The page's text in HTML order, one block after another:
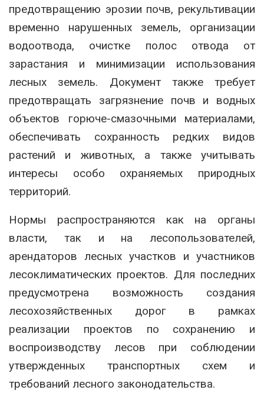
предотвращению эрозии почв, рекультивации
временно нарушенных земель, организации
водоотвода, очистке полос отвода от
зарастания и минимизации использования
лесных земель. Документ также требует
предотвращать загрязнение почв и водных
объектов горюче-смазочными материалами,
обеспечивать сохранность редких видов
растений и животных, а также учитывать
интересы особо охраняемых природных
территорий.
Нормы распространяются как на органы
власти, так и на лесопользователей,
арендаторов лесных участков и участников
лесоклиматических проектов. Для последних
предусмотрена возможность создания
лесохозяйственных дорог в рамках
реализации проектов по сохранению и
воспроизводству лесов при соблюдении
утвержденных транспортных схем и
требований лесного законодательства.